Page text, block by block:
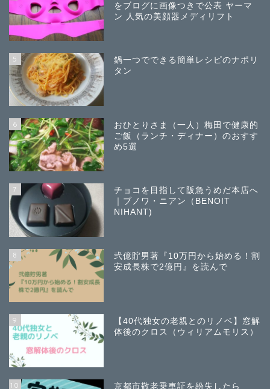
をブログに画像つきで公表 ヤーマ
ン 人気の美顔器メディリフト
5
鍋一つでできる簡単レシピのナポリ
タン
6
おひとりさま（一人）梅田で健康的
ご飯（ランチ・ディナー）のおすす
め5選
7
チョコを目指して阪急うめだ本店へ
｜ブノワ・ニアン（BENOIT
NIHANT)
8
弐億貯男著『10万円から始める！割
安成長株で2億円』を読んで
9
【40代独女の老親とのリノベ】窓解
体後のクロス（ウィリアムモリス）
10 京都市敬老乗車証を紛失したら